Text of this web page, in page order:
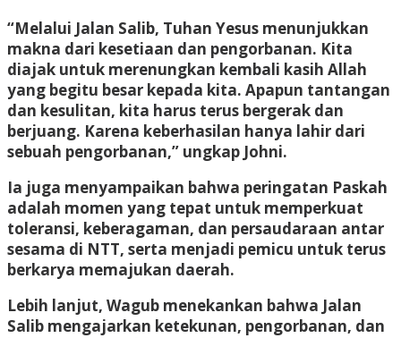
“Melalui Jalan Salib, Tuhan Yesus menunjukkan
makna dari kesetiaan dan pengorbanan. Kita
diajak untuk merenungkan kembali kasih Allah
yang begitu besar kepada kita. Apapun tantangan
dan kesulitan, kita harus terus bergerak dan
berjuang. Karena keberhasilan hanya lahir dari
sebuah pengorbanan,” ungkap Johni.
Ia juga menyampaikan bahwa peringatan Paskah
adalah momen yang tepat untuk memperkuat
toleransi, keberagaman, dan persaudaraan antar
sesama di NTT, serta menjadi pemicu untuk terus
berkarya memajukan daerah.
Lebih lanjut, Wagub menekankan bahwa Jalan
Salib mengajarkan ketekunan, pengorbanan, dan